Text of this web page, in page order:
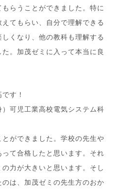
らうことができました。特に
てもらい、自分で理解できる
くなり、他の教科も理解する
。加茂ゼミに入って本当に良
高です！
可児工業高校電気システム科
ができました。学校の先生や
て合格したと思います。それ
力が大きいと思います。そし
は、加茂ゼミの先生方のおか